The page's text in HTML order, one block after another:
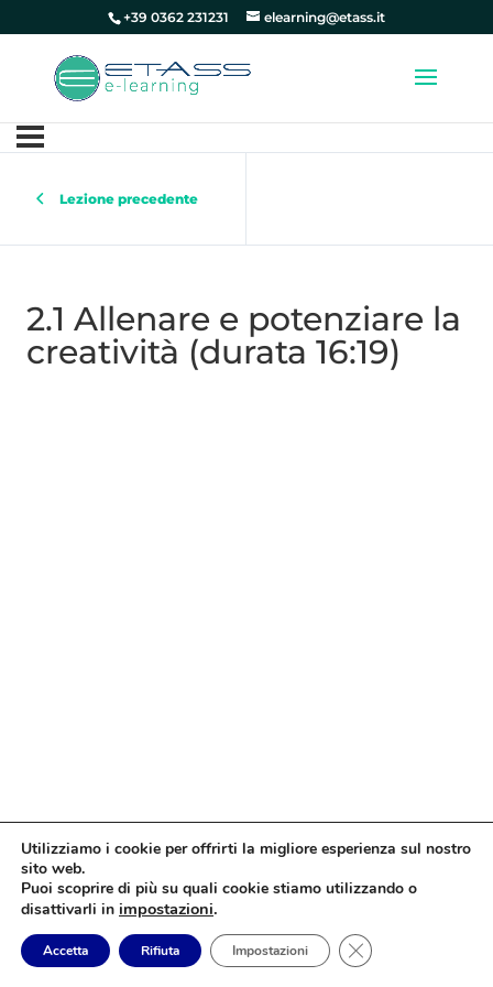
+39 0362 231231 elearning@etass.it
Lezione precedente
2.1 Allenare e potenziare la
creatività (durata 16:19)
Utilizziamo i cookie per offrirti la migliore esperienza sul nostro
sito web.
Puoi scoprire di più su quali cookie stiamo utilizzando o
disattivarli in impostazioni.
Accetta Rifiuta Impostazioni Close GDPR